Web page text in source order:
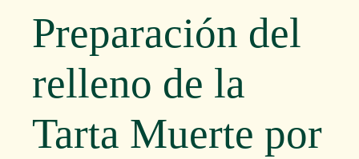
Preparación del
relleno de la
Tarta Muerte por